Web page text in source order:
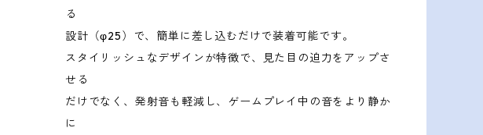
る
設計（φ25）で、簡単に差し込むだけで装着可能です。
スタイリッシュなデザインが特徴で、見た目の迫力をアップさ
せる
だけでなく、発射音も軽減し、ゲームプレイ中の音をより静か
に